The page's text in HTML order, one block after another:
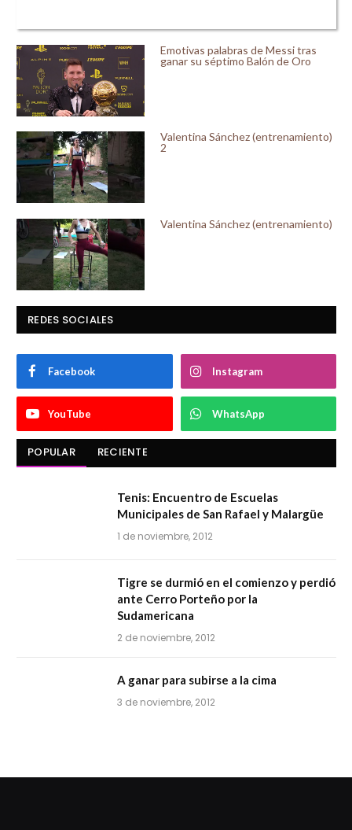
Emotivas palabras de Messi tras
ganar su séptimo Balón de Oro
Valentina Sánchez (entrenamiento)
2
Valentina Sánchez (entrenamiento)
REDES SOCIALES
Facebook Instagram
YouTube WhatsApp
POPULAR RECIENTE
Tenis: Encuentro de Escuelas
Municipales de San Rafael y Malargüe
1 de noviembre, 2012
Tigre se durmió en el comienzo y perdió
ante Cerro Porteño por la
Sudamericana
2 de noviembre, 2012
A ganar para subirse a la cima
3 de noviembre, 2012